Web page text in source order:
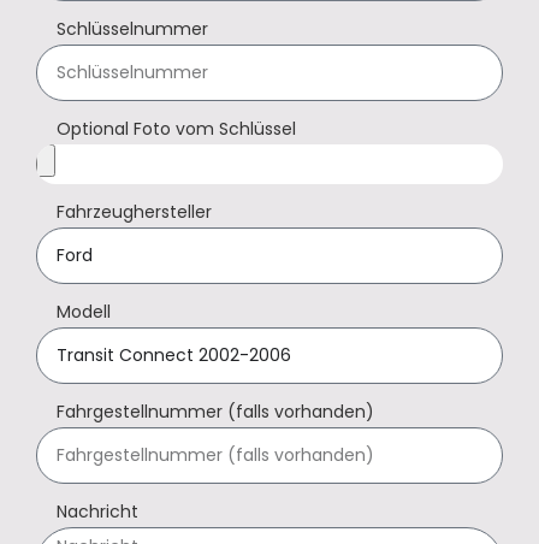
Schlüsselnummer
Optional Foto vom Schlüssel
Fahrzeughersteller
Modell
Fahrgestellnummer (falls vorhanden)
Nachricht